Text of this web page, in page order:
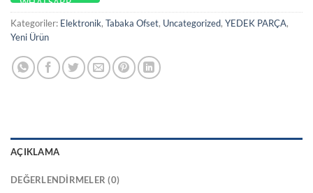
Kategoriler: Elektronik, Tabaka Ofset, Uncategorized, YEDEK PARÇA,
Yeni Ürün
AÇIKLAMA
DEĞERLENDIRMELER (0)